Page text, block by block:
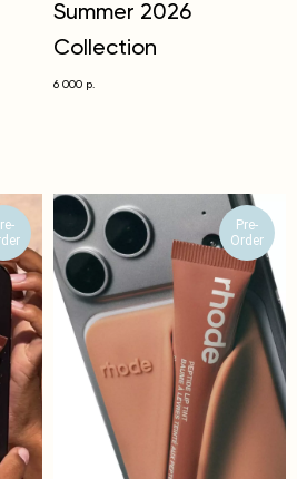
Summer 2026
Collection
6 000 р.
Pre-
Order